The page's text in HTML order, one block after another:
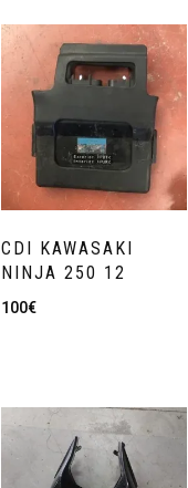
CDI KAWASAKI
NINJA 250 12
100€